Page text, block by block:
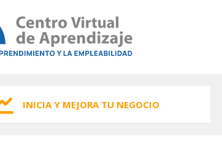
INICIA Y MEJORA TU NEGOCIO